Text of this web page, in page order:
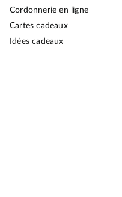
Cordonnerie en ligne
Cartes cadeaux
Idées cadeaux